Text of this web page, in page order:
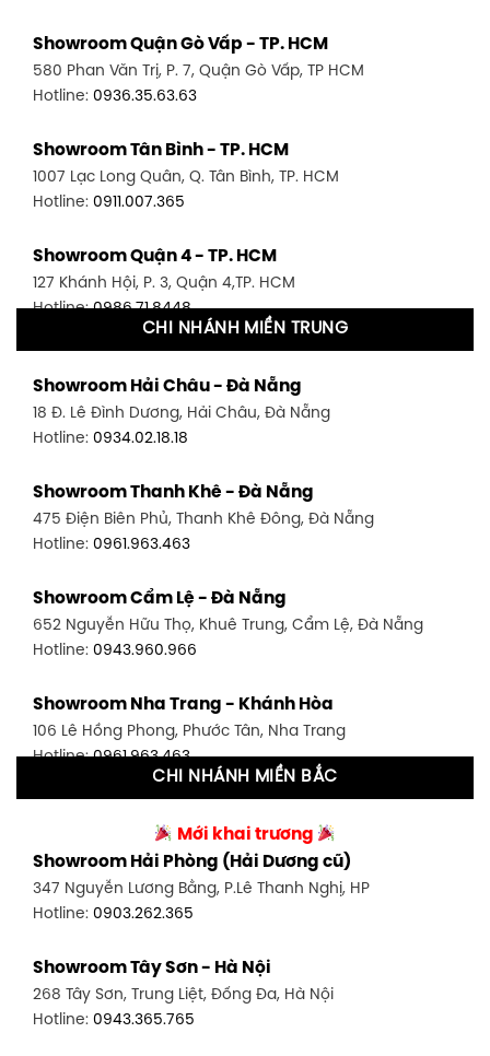
Showroom Quận Gò Vấp - TP. HCM
580 Phan Văn Trị, P. 7, Quận Gò Vấp, TP HCM
Hotline: 0936.35.63.63
Showroom Tân Bình - TP. HCM
1007 Lạc Long Quân, Q. Tân Bình, TP. HCM
Hotline: 0911.007.365
Showroom Quận 4 - TP. HCM
127 Khánh Hội, P. 3, Quận 4,TP. HCM
Hotline:0986.71.8448
1411 Đường 3/2, P. 16, Quận 11, TP. HCM
Hotline:0906.256.759
1448 Huỳnh Tấn Phát, Phú Thuận, Quận 7, TP HCM
Hotline:0946.480.580
348 Đ. Bạch Đằng, P. 14, Bình Thạnh, TP HCM
Hotline:0902.716.230
591 Hoàng Văn Thụ, P. 4, Tân Bình, TP HCM
Hotline:0906.256.759
Showroom Tân Bình 2 - TP. HCM
0986.71.8448
Showroom Thuận An - Bình Dương
66 đường DT743, An Phú, Thuận An, Bình Dương
Showroom Biên Hòa - Đồng Nai
452 Nguyễn Ái Quốc, Tân Tiến, TP. Biên Hòa, Đồng Nai
CHI NHÁNH MIỀN TRUNG
Showroom Hải Châu - Đà Nẵng
18 Đ. Lê Đình Dương, Hải Châu, Đà Nẵng
Hotline: 0934.02.18.18
Showroom Thanh Khê - Đà Nẵng
475 Điện Biên Phủ, Thanh Khê Đông, Đà Nẵng
Hotline: 0961.963.463
Showroom Cẩm Lệ - Đà Nẵng
652 Nguyễn Hữu Thọ, Khuê Trung, Cẩm Lệ, Đà Nẵng
Hotline: 0943.960.966
Showroom Nha Trang - Khánh Hòa
106 Lê Hồng Phong, Phước Tân, Nha Trang
Hotline:0961.963.463
27-29 Nguyễn Sỹ Sách, Hưng Bình, TP Vinh, Nghệ An
Hotline:0943.960.966
Showroom Buôn Ma Thuột
Hotline:0934.02.18.18
CHI NHÁNH MIỀN BẮC
Mới khai trương
Showroom Hải Phòng (Hải Dương cũ)
347 Nguyễn Lương Bằng, P.Lê Thanh Nghị, HP
Hotline: 0903.262.365
Showroom Tây Sơn - Hà Nội
268 Tây Sơn, Trung Liệt, Đống Đa, Hà Nội
Hotline: 0943.365.765